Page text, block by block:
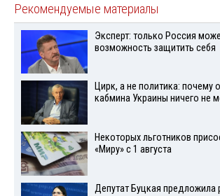
Рекомендуемые материалы
Эксперт: только Россия
возможность защитить себя
Цирк, а не политика: почему
кабмина Украины ничего не
Некоторых льготников
«Миру» с 1 августа
Депутат Буцкая предложила